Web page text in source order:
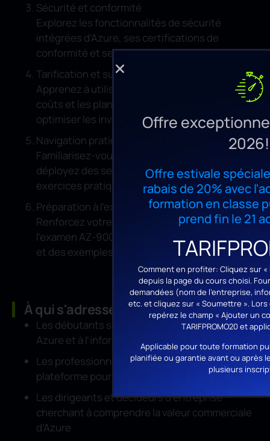
Sécurité et conformité
Explorez les fonctionnalités de sécurité
intégrées d’Azure, ses certifications de
conformité et ses capacités de gouvernance.
Tarification et support d’Azure
Apprenez à utiliser les outils de gestion des
coûts et les plans de support d’Azure pour
optimiser les investissements.
Navigation pratique sur Azure
Familiarisez-vous avec le portail Azure et
déployez des services de base grâce à des
exercices pratiques.
Préparation à l’examen
Renforcez votre confiance pour réussir
l’examen AZ-900 grâce à des pratiques guidées
et des exemples concrets.
À qui s'adresse cette formation ?
Les débutants souhaitant une introduction à
Azure et à l’informatique en nuage
Les professionnels IT explorant Azure comme
plateforme pour leurs organisations
Les dirigeants et décideurs d’entreprise
cherchant à comprendre la valeur commerciale
d’Azure
Offre
2026!
Offre estivale
rabais de 20% avec
formation en classe
prend fin le 21
Comment en profiter: Cliquez sur «
depuis la page du cours choisi.
demandées (nom de l’entreprise,
etc. et cliquez sur « Soumettre ».
repérez le champ « Ajouter un
TARIFPROMO20 et
Applicable pour toute formation
planifiée ou garantie avant ou après
plusieurs